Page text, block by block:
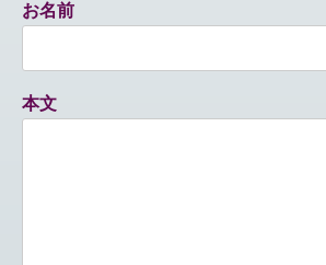
お名前
本文